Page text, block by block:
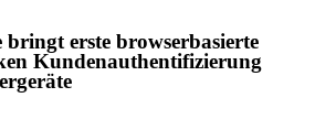
erste browserbasierte
Kundenauthentifizierung